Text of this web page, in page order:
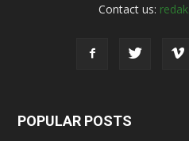
Contact us:
POPULAR POSTS